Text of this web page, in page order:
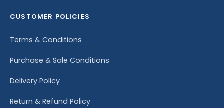
CUSTOMER POLICIES
Terms & Conditions
Purchase & Sale Conditions
Delivery Policy
Return & Refund Policy